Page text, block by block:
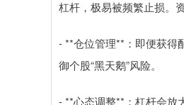
杠杆，极易被频繁止损。
- **仓位管理**：即便获得
御个股“黑天鹅”风险。
- **心态调整**：杠杆会放